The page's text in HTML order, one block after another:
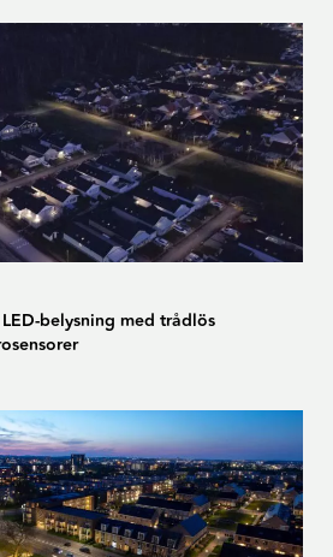
belysning med trådlös